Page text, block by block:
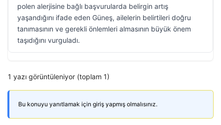
polen alerjisine bağlı başvurularda belirgin artış
yaşandığını ifade eden Güneş, ailelerin belirtileri doğru
tanımasının ve gerekli önlemleri almasının büyük önem
taşıdığını vurguladı.
1 yazı görüntüleniyor (toplam 1)
Bu konuyu yanıtlamak için giriş yapmış olmalısınız.